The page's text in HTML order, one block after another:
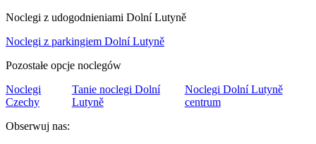
Noclegi z udogodnieniami Dolní Lutyně
Noclegi z parkingiem Dolní Lutyně
Pozostałe opcje noclegów
Noclegi
Czechy
Tanie noclegi Dolní
Lutyně
Noclegi Dolní Lutyně
centrum
Obserwuj nas: